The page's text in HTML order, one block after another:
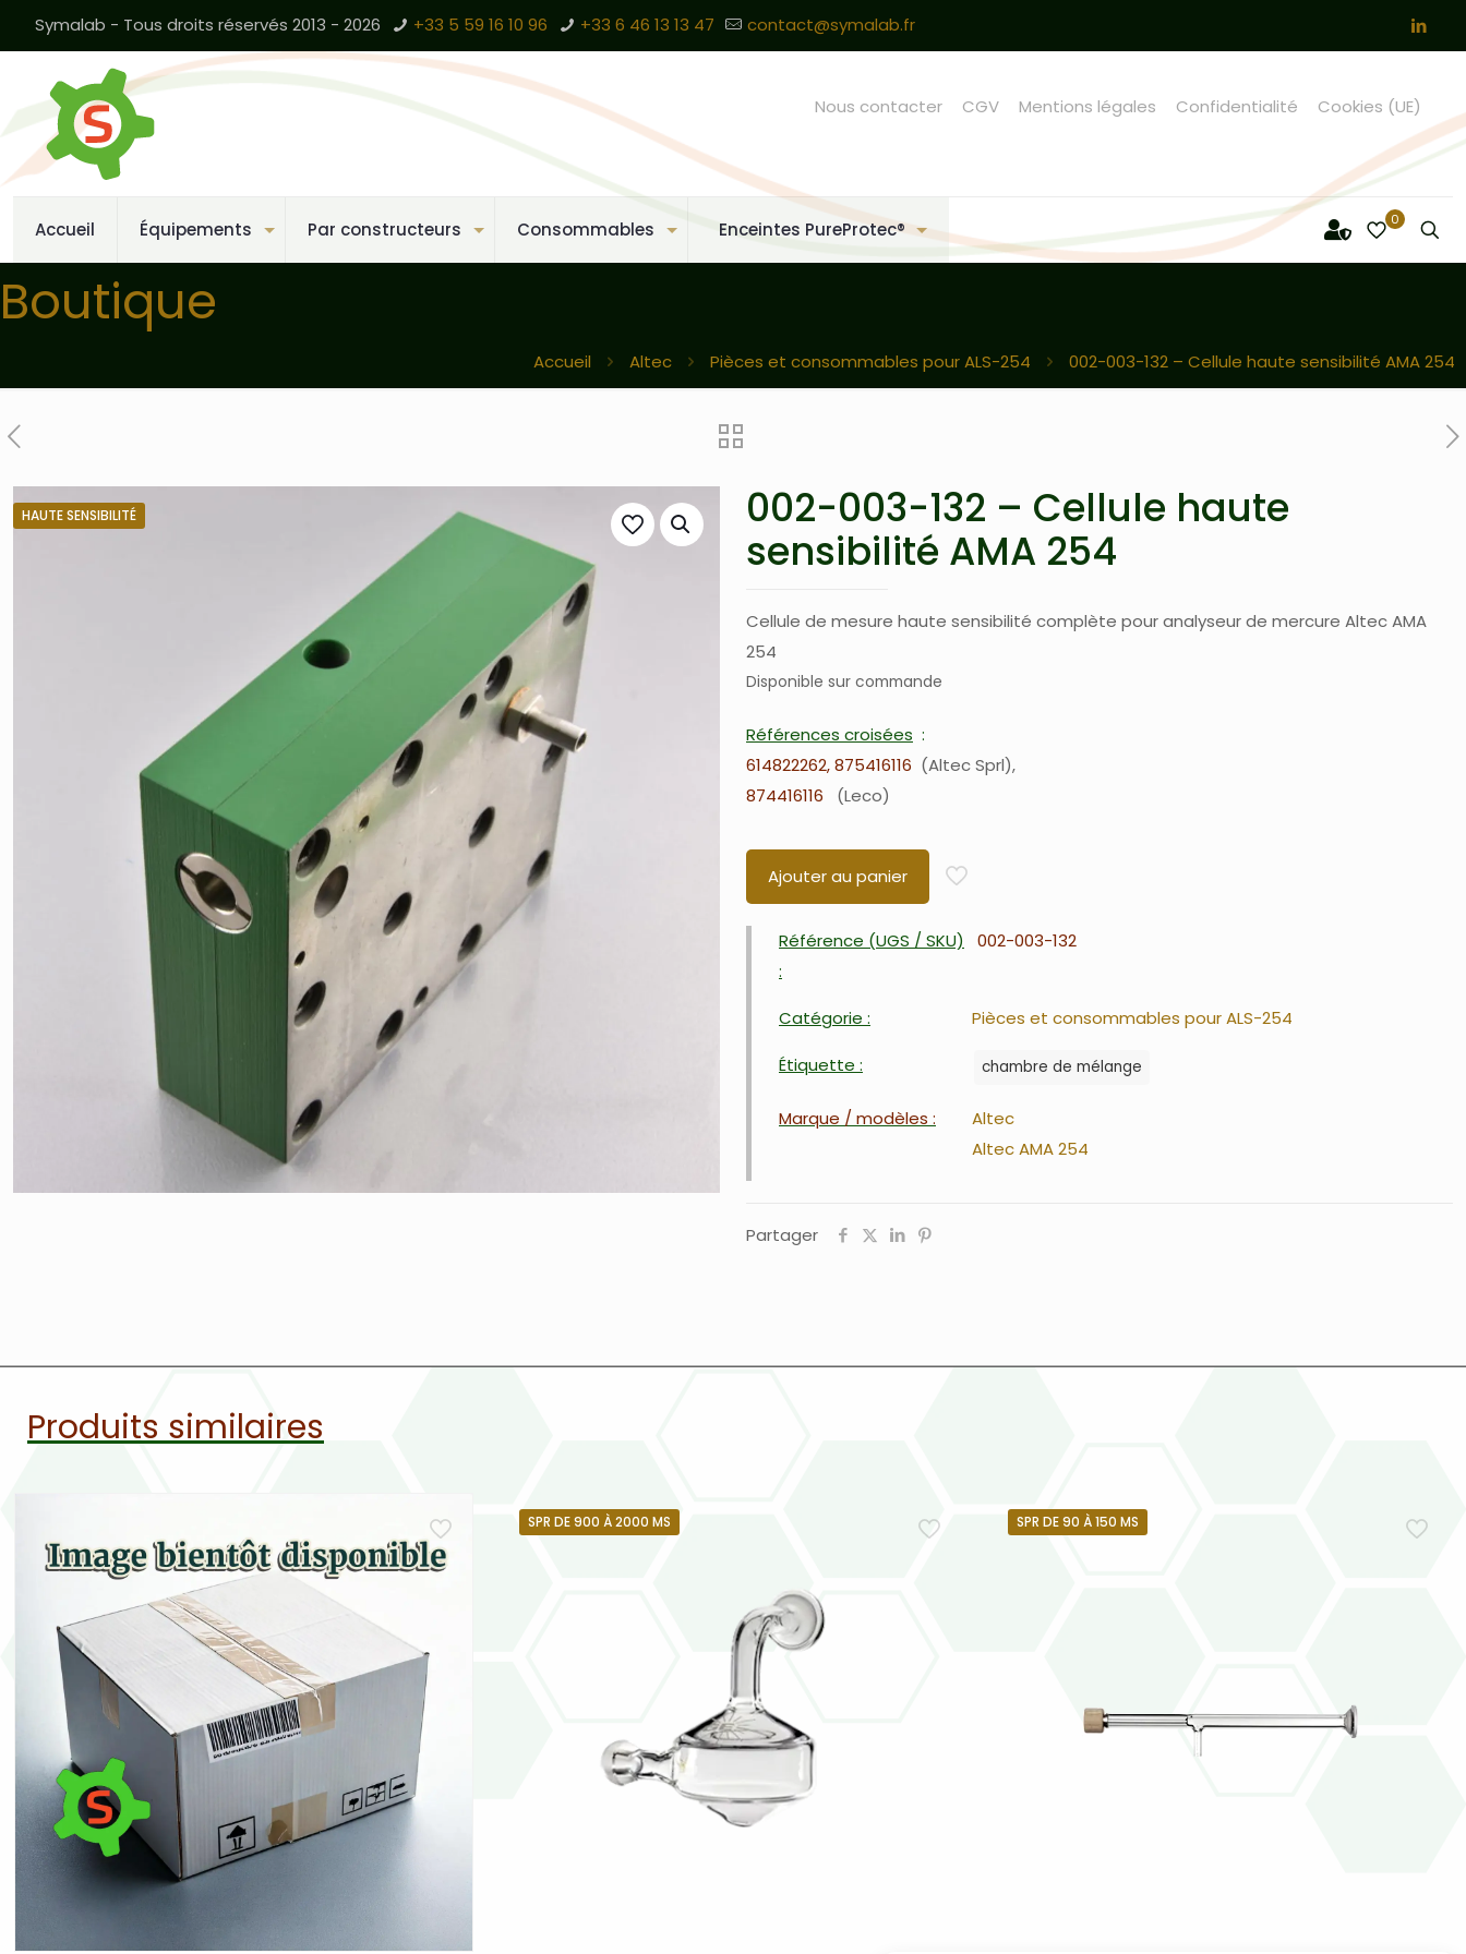
Symalab - Tous droits réservés 2013 - 2026 +33 5 59 16 10 96 +33 6 46 13 13 47 contact@symalab.fr
Accueil Équipements Par constructeurs Consommables Enceintes PureProtec®
Nous contacter CGV Mentions légales Confidentialité Cookies (UE)
0
Boutique
Accueil Altec Pièces et consommables pour ALS-254 002-003-132 – Cellule haute sensibilité AMA 254
HAUTE SENSIBILITÉ
002-003-132 – Cellule haute
sensibilité AMA 254
Cellule de mesure haute sensibilité complète pour analyseur de mercure Altec AMA
254
Disponible sur commande
Références croisées
614822262, 875416116
Altec Sprl
874416116
Leco
Ajouter au panier
Référence (UGS / SKU)
:
002-003-132
Catégorie : Pièces et consommables pour ALS-254
Étiquette : chambre de mélange
Marque / modèles :
Altec
Altec AMA 254
Partager
Produits similaires
SPR DE 900 À 2000 MS SPR DE 90 À 150 MS